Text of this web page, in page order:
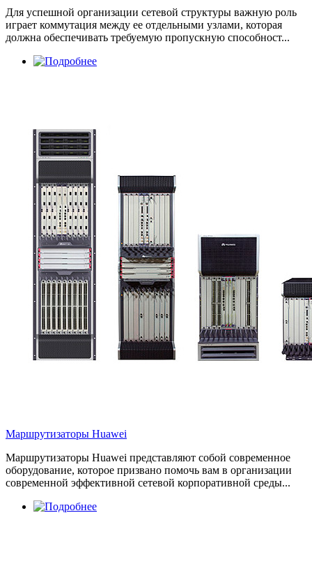
Для успешной организации сетевой структуры важную роль
играет коммутация между ее отдельными узлами, которая
должна обеспечивать требуемую пропускную способност...
Маршрутизаторы Huawei
Маршрутизаторы Huawei представляют собой современное
оборудование, которое призвано помочь вам в организации
современной эффективной сетевой корпоративной среды...